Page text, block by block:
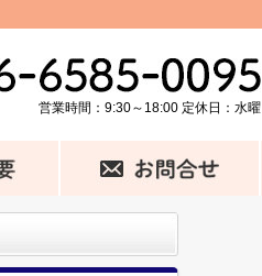
営業時間：9:30～18:00 定休日：水曜